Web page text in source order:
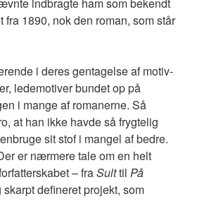
1890, nok den roman, som står
i deres gentagelse af motiv-
ledemotiver bundet op på
i mange af romanerne. Så
at han ikke havde så frygtelig
sit stof i mangel af bedre.
er nærmere tale om en helt
– fraSulttil På
defineret projekt, som